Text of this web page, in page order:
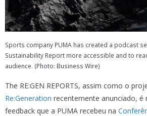
Sports company PUMA has created a podcast
Sustainability Report more accessible and to
audience. (Photo: Business Wire)
The RE:GEN REPORTS, assim como o
Re:Generation recentemente anunciado, é
feedback que a PUMA recebeu na